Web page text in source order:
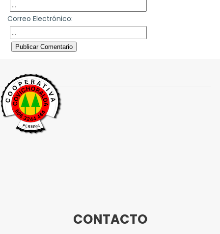
Correo Electrónico:
Publicar Comentario
CONTACTO